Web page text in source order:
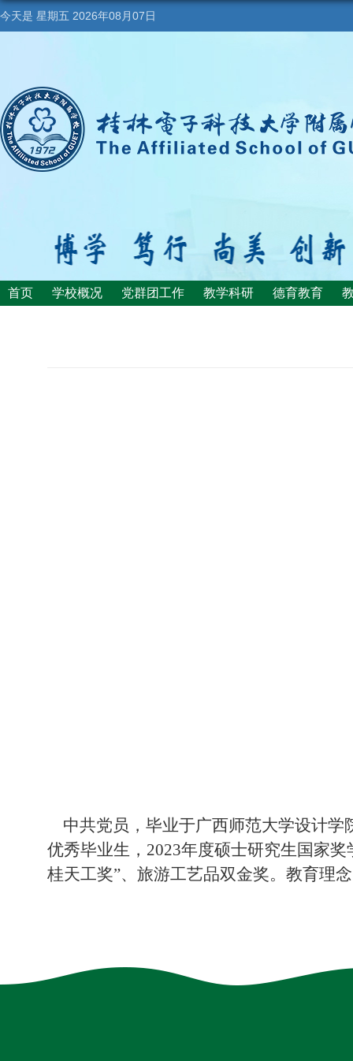
今天是 星期五 2026年08月07日
首页 学校概况 党群团工作 教学科研 德育教育
中共党员，毕业于广西师范大学设计学
优秀毕业生，2023年度硕士研究生国家
桂天工奖”、旅游工艺品双金奖。教育理